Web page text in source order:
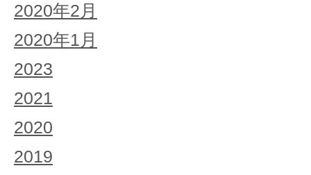
2020年2月
2020年1月
2023
2021
2020
2019